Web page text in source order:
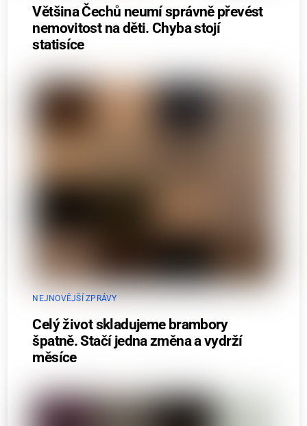
Většina Čechů neumí správně převést
nemovitost na děti. Chyba stojí
statisíce
NEJNOVĚJŠÍ ZPRÁVY
Celý život skladujeme brambory
špatně. Stačí jedna změna a vydrží
měsíce